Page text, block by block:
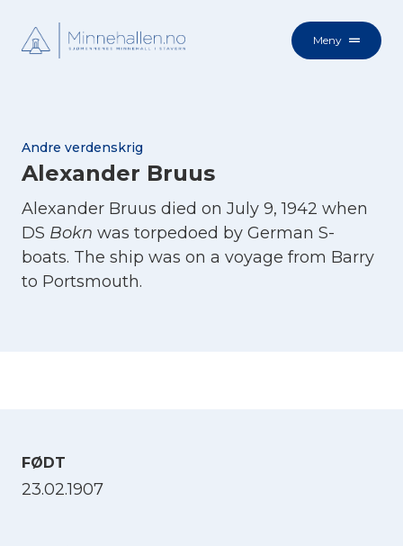
Meny
Andre verdenskrig
Alexander Bruus
Alexander Bruus died on July 9, 1942 when
DS Bokn was torpedoed by German S-
boats. The ship was on a voyage from Barry
to Portsmouth.
FØDT
23.02.1907